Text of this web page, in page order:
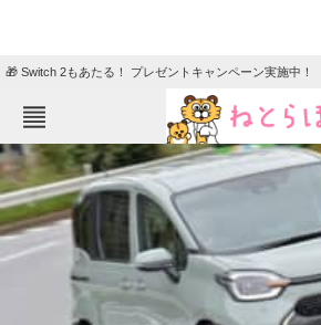
🎁 Switch 2もあたる！ プレゼントキャンペーン実施中！
ねとらぼメニュー
TOP
エンタメ
地域
教育・育児